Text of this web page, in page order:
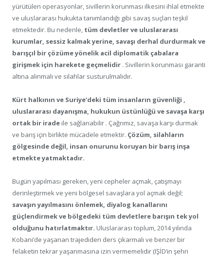
yürütülen operasyonlar, sivillerin korunması ilkesini ihlal etmekte
ve uluslararası hukukta tanımlandığı gibi savaş suçları teşkil
etmektedir. Bu nedenle, tüm devletler ve uluslararası
kurumlar, sessiz kalmak yerine, savaşı derhal durdurmak ve
barışçıl bir çözüme yönelik acil diplomatik çabalara
girişmek için harekete geçmelidir . Sivillerin korunması garanti
altına alınmalı ve silahlar susturulmalıdır.
Kürt halkının ve Suriye’deki tüm insanların güvenliği ,
uluslararası dayanışma, hukukun üstünlüğü ve savaşa karşı
ortak bir irade ile sağlanabilir . Çağrımız, savaşa karşı durmak
ve barış için birlikte mücadele etmektir. Çözüm, silahların
gölgesinde değil, insan onurunu koruyan bir barış inşa
etmekte yatmaktadır.
Bugün yapılması gereken, yeni cepheler açmak, çatışmayı
derinleştirmek ve yeni bölgesel savaşlara yol açmak değil;
savaşın yayılmasını önlemek, diyalog kanallarını
güçlendirmek ve bölgedeki tüm devletlere barışın tek yol
olduğunu hatırlatmaktır. Uluslararası toplum, 2014 yılında
Kobani’de yaşanan trajediden ders çıkarmalı ve benzer bir
felaketin tekrar yaşanmasına izin vermemelidir (IŞİD’in şehri